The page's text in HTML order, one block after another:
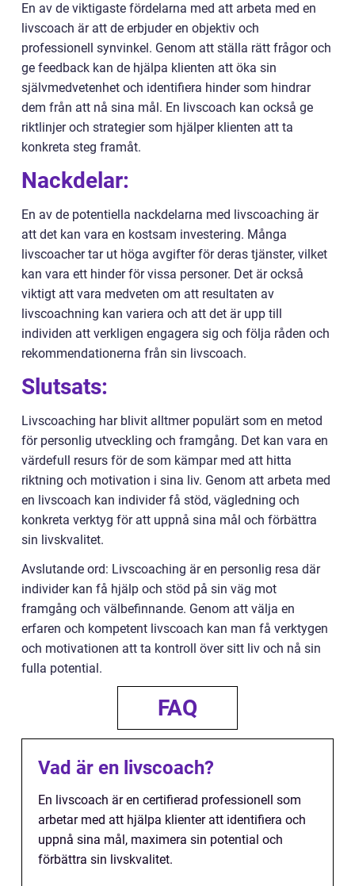
En av de viktigaste fördelarna med att arbeta med en
livscoach är att de erbjuder en objektiv och
professionell synvinkel. Genom att ställa rätt frågor och
ge feedback kan de hjälpa klienten att öka sin
självmedvetenhet och identifiera hinder som hindrar
dem från att nå sina mål. En livscoach kan också ge
riktlinjer och strategier som hjälper klienten att ta
konkreta steg framåt.
Nackdelar:
En av de potentiella nackdelarna med livscoaching är
att det kan vara en kostsam investering. Många
livscoacher tar ut höga avgifter för deras tjänster, vilket
kan vara ett hinder för vissa personer. Det är också
viktigt att vara medveten om att resultaten av
livscoachning kan variera och att det är upp till
individen att verkligen engagera sig och följa råden och
rekommendationerna från sin livscoach.
Slutsats:
Livscoaching har blivit alltmer populärt som en metod
för personlig utveckling och framgång. Det kan vara en
värdefull resurs för de som kämpar med att hitta
riktning och motivation i sina liv. Genom att arbeta med
en livscoach kan individer få stöd, vägledning och
konkreta verktyg för att uppnå sina mål och förbättra
sin livskvalitet.
Avslutande ord: Livscoaching är en personlig resa där
individer kan få hjälp och stöd på sin väg mot
framgång och välbefinnande. Genom att välja en
erfaren och kompetent livscoach kan man få verktygen
och motivationen att ta kontroll över sitt liv och nå sin
fulla potential.
FAQ
Vad är en livscoach?
En livscoach är en certifierad professionell som
arbetar med att hjälpa klienter att identifiera och
uppnå sina mål, maximera sin potential och
förbättra sin livskvalitet.